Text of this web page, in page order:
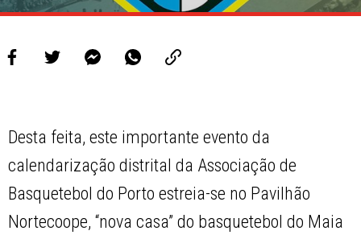
Desta feita, este importante evento da
calendarização distrital da Associação de
Basquetebol do Porto estreia-se no Pavilhão
Nortecoope, “nova casa” do basquetebol do Maia